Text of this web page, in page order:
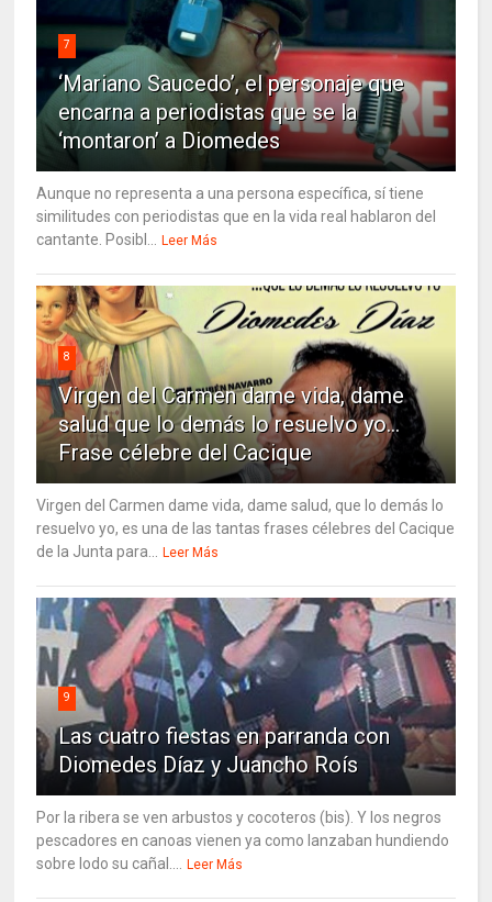
7
‘Mariano Saucedo’, el personaje que
encarna a periodistas que se la
‘montaron’ a Diomedes
Aunque no representa a una persona específica, sí tiene
similitudes con periodistas que en la vida real hablaron del
cantante. Posibl...
Leer Más
8
Virgen del Carmen dame vida, dame
salud que lo demás lo resuelvo yo…
Frase célebre del Cacique
Virgen del Carmen dame vida, dame salud, que lo demás lo
resuelvo yo, es una de las tantas frases célebres del Cacique
de la Junta para...
Leer Más
9
Las cuatro fiestas en parranda con
Diomedes Díaz y Juancho Roís
Por la ribera se ven arbustos y cocoteros (bis). Y los negros
pescadores en canoas vienen ya como lanzaban hundiendo
sobre lodo su cañal....
Leer Más